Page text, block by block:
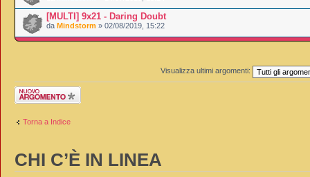
[MULTI] 9x21 - Daring Doubt
da Mindstorm » 02/08/2019, 15:22
Visualizza ultimi argomenti:
Scrivi un nuovo
argomento
Torna a Indice
CHI C’È IN LINEA